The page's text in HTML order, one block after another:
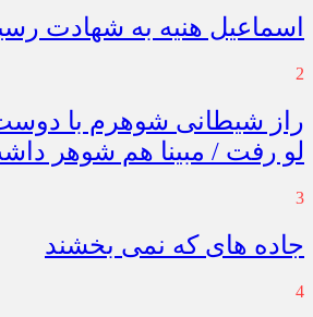
اسماعیل هنیه به شهادت
2
راز شیطانی شوهرم با
لو رفت / مبینا هم شوهر
3
جاده های که نمی بخشند
4